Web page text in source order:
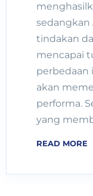
sedangkan
tindakan
mencapai
perbedaan
akan
performa.
yang
READ MORE